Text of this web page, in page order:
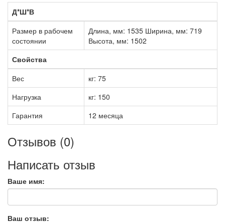
Д*Ш*В
Размер в рабочем
состоянии
Длина, мм: 1535 Ширина, мм: 719
Высота, мм: 1502
Свойства
Вес
кг: 75
Нагрузка
кг: 150
Гарантия
12 месяца
Отзывов (0)
Написать отзыв
Ваше имя:
Ваш отзыв: